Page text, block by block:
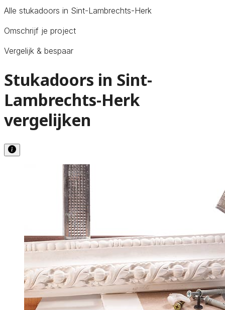
Alle stukadoors in Sint-Lambrechts-Herk
Omschrijf je project
Vergelijk & bespaar
Stukadoors in Sint-
Lambrechts-Herk
vergelijken